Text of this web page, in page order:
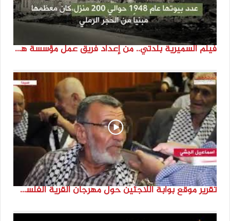
فيلم السميرية بلدتي.. من إعداد فريق عمل مؤسسة هوية
تقرير موقع بوابة اللاجئين حول مهرجان القرية الفلسطينية ( السميرية بلدتي)